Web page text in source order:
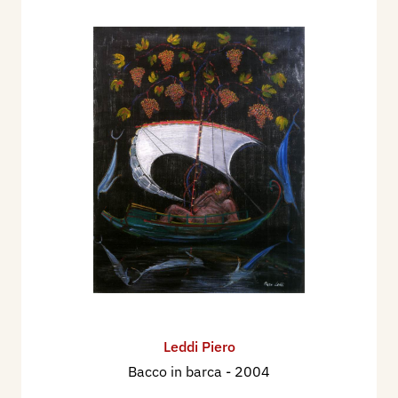
Mostre personali recenti
2004 - Opera incisa, Fondazione Biblioteca
Morcelli-Pinacoteca Repossi, Chiari (BS).
2006 - Emigranti. Omaggio a Pellizza da Volpedo,
Volpedo (AL).
2007 - Dipinti e disegni, Sala Pagano, Voghera.
2008 - Tra sperimentazione e figurazione.
Acqueforti - acquetinte, Gabinetto delle stampe,
Palazzo Cuttica, Alessandria.
2009 - Omaggio a Bertoldo. Sculture, Palazzo
Rivanazzano Terme.
2009 - Anatomie, Spazio-Laboratorio Hajech-
Leddi Piero
Bacco in barca - 2004